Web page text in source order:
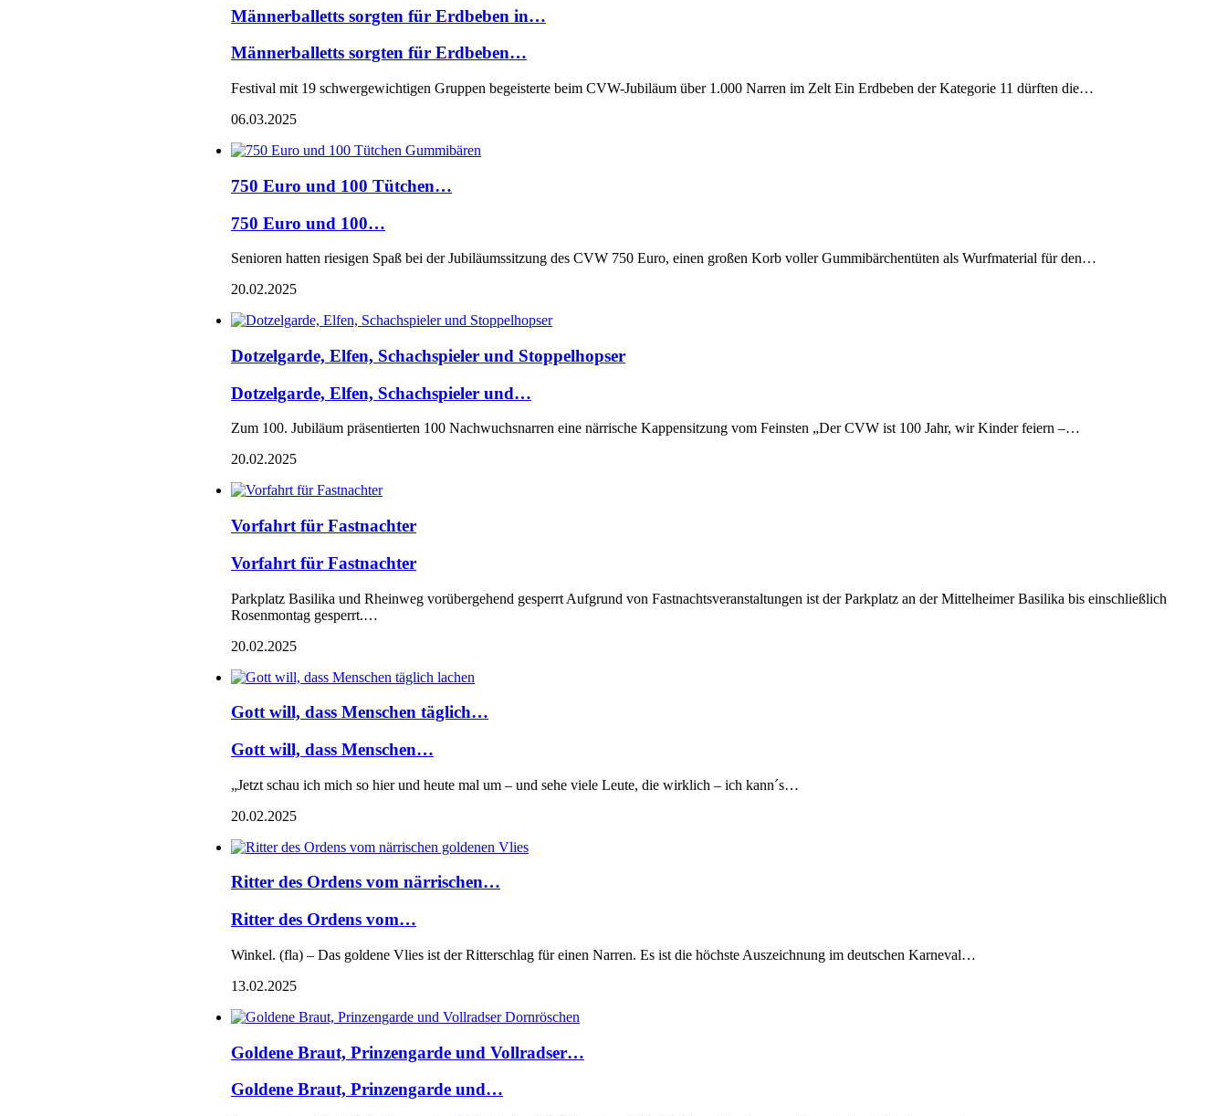
Männerballetts sorgten für Erdbeben in…
Männerballetts sorgten für Erdbeben…
Festival mit 19 schwergewichtigen Gruppen begeisterte beim CVW-Jubiläum über 1.000 Narren im Zelt Ein Erdbeben der Kategorie 11 dürften die…
06.03.2025
750 Euro und 100 Tütchen…
750 Euro und 100…
Senioren hatten riesigen Spaß bei der Jubiläumssitzung des CVW 750 Euro, einen großen Korb voller Gummibärchentüten als Wurfmaterial für den…
20.02.2025
Dotzelgarde, Elfen, Schachspieler und Stoppelhopser
Dotzelgarde, Elfen, Schachspieler und…
Zum 100. Jubiläum präsentierten 100 Nachwuchsnarren eine närrische Kappensitzung vom Feinsten „Der CVW ist 100 Jahr, wir Kinder feiern –…
20.02.2025
Vorfahrt für Fastnachter
Vorfahrt für Fastnachter
Parkplatz Basilika und Rheinweg vorübergehend gesperrt Aufgrund von Fastnachtsveranstaltungen ist der Parkplatz an der Mittelheimer Basilika bis einschließlich
Rosenmontag gesperrt.…
20.02.2025
Gott will, dass Menschen täglich…
Gott will, dass Menschen…
„Jetzt schau ich mich so hier und heute mal um – und sehe viele Leute, die wirklich – ich kann´s…
20.02.2025
Ritter des Ordens vom närrischen…
Ritter des Ordens vom…
Winkel. (fla) – Das goldene Vlies ist der Ritterschlag für einen Narren. Es ist die höchste Auszeichnung im deutschen Karneval…
13.02.2025
Goldene Braut, Prinzengarde und Vollradser…
Goldene Braut, Prinzengarde und…